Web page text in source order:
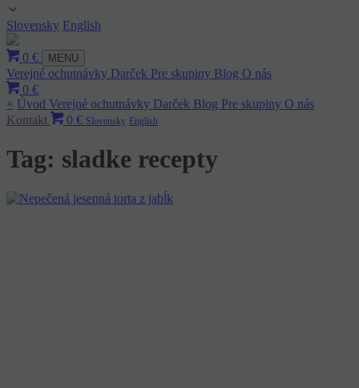
Slovensky English
0 € MENU
Verejné ochutnávky Darček Pre skupiny Blog O nás
0 €
× Úvod Verejné ochutnávky Darček Blog Pre skupiny O nás
Kontakt
0 € Slovensky English
Tag: sladke recepty